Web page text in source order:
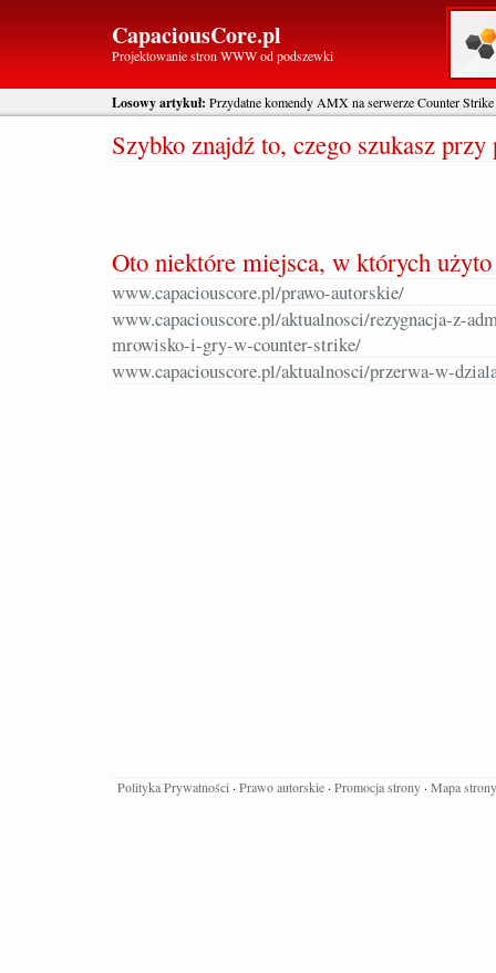
CapaciousCore.pl
Projektowanie stron WWW od podszewki
Losowy artykuł: Przydatne komendy AMX na serwerze Counter Strike
Szybko znajdź to, czego szukasz
Oto niektóre miejsca, w których
www.capaciouscore.pl/prawo-autorskie/
www.capaciouscore.pl/aktualnosci/rezygnacja-z-
mrowisko-i-gry-w-counter-strike/
www.capaciouscore.pl/aktualnosci/przerwa-w-
Polityka Prywatności · Prawo autorskie · Promocja strony · Mapa strony